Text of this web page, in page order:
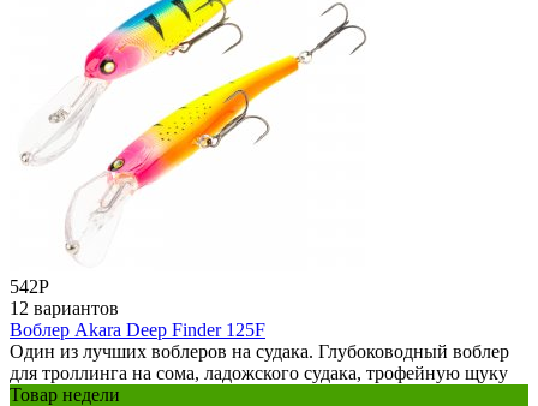
542Р
12 вариантов
Воблер Akara Deep Finder 125F
Один из лучших воблеров на судака. Глубоководный воблер
для троллинга на сома, ладожского судака, трофейную щуку
Товар недели